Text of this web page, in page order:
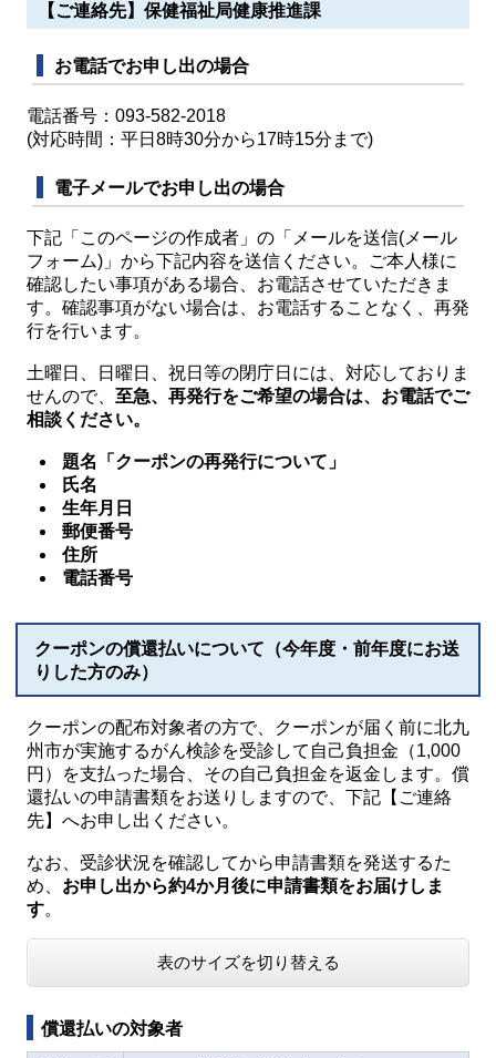
【ご連絡先】保健福祉局健康推進課
お電話でお申し出の場合
電話番号：093-582-2018
(対応時間：平日8時30分から17時15分まで)
電子メールでお申し出の場合
下記「このページの作成者」の「メールを送信(メール
フォーム)」から下記内容を送信ください。ご本人様に
確認したい事項がある場合、お電話させていただきま
す。確認事項がない場合は、お電話することなく、再発
行を行います。
土曜日、日曜日、祝日等の閉庁日には、対応しておりま
せんので、 至急、再発行をご希望の場合は、お電話でご
相談ください。
題名「クーポンの再発行について」
氏名
生年月日
郵便番号
住所
電話番号
クーポンの償還払いについて（今年度・前年度にお送
りした方のみ）
クーポンの配布対象者の方で、クーポンが届く前に北九
州市が実施するがん検診を受診して自己負担金（1,000
円）を支払った場合、その自己負担金を返金します。償
還払いの申請書類をお送りしますので、下記【ご連絡
先】へお申し出ください。
なお、受診状況を確認してから申請書類を発送するた
め、 お申し出から約4か月後に申請書類をお届けしま
す。
表のサイズを切り替える
償還払いの対象者